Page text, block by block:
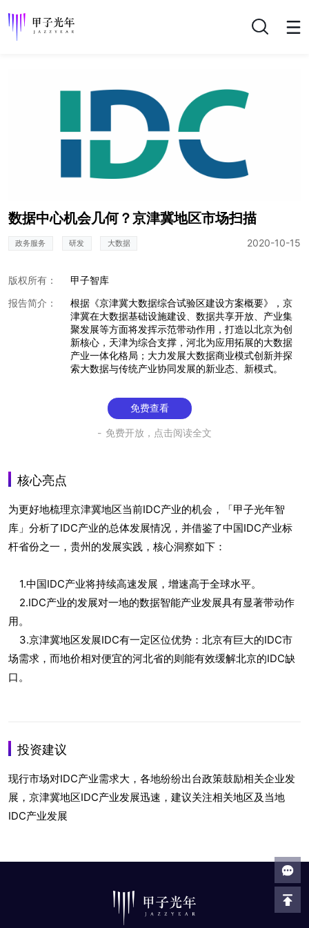
搜索
数据中心机会几何？京津冀地区市场扫描
政务服务 研发 大数据 2020-10-15
版权所有：
甲子智库
报告简介：
根据《京津冀大数据综合试验区建设方案概要》，京
津冀在大数据基础设施建设、数据共享开放、产业集
聚发展等方面将发挥示范带动作用，打造以北京为创
新核心，天津为综合支撑，河北为应用拓展的大数据
产业一体化格局；大力发展大数据商业模式创新并探
索大数据与传统产业协同发展的新业态、新模式。
免费查看
免费开放，点击阅读全文
核心亮点
为更好地梳理京津冀地区当前IDC产业的机会，「甲子光年智
库」分析了IDC产业的总体发展情况，并借鉴了中国IDC产业标
杆省份之一，贵州的发展实践，核心洞察如下：
1.中国IDC产业将持续高速发展，增速高于全球水平。
2.IDC产业的发展对一地的数据智能产业发展具有显著带动作
用。
3.京津冀地区发展IDC有一定区位优势：北京有巨大的IDC市
场需求，而地价相对便宜的河北省的则能有效缓解北京的IDC缺
口。
投资建议
现行市场对IDC产业需求大，各地纷纷出台政策鼓励相关企业发
展，京津冀地区IDC产业发展迅速，建议关注相关地区及当地
IDC产业发展